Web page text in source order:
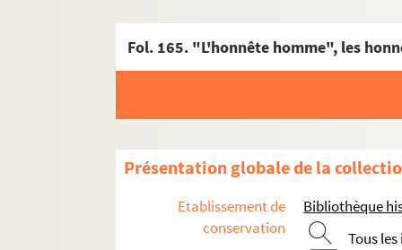
Fol. 165. "L'honnête homme", les
Présentation globale de la
Etablissement de
conservation
Bibliothèque
Tous